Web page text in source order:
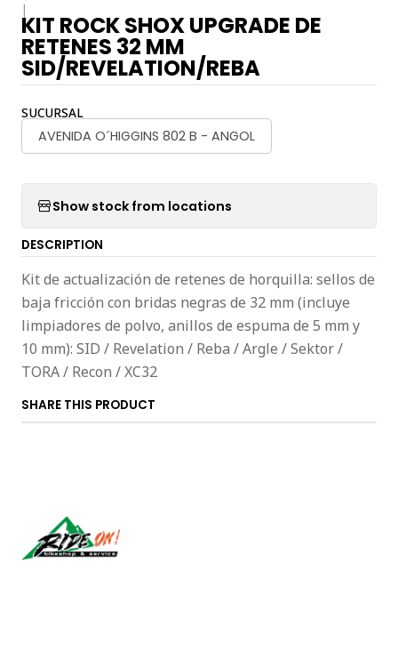
|
KIT ROCK SHOX UPGRADE DE
RETENES 32 MM
SID/REVELATION/REBA
SUCURSAL
AVENIDA O´HIGGINS 802 B - ANGOL
Show stock from locations
DESCRIPTION
Kit de actualización de retenes de horquilla: sellos de
baja fricción con bridas negras de 32 mm (incluye
limpiadores de polvo, anillos de espuma de 5 mm y
10 mm): SID / Revelation / Reba / Argle / Sektor /
TORA / Recon / XC32
SHARE THIS PRODUCT